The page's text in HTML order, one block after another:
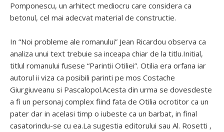
Pomponescu, un arhitect mediocru care considera ca
betonul, cel mai adecvat material de constructie.
In “Noi probleme ale romanului” Jean Ricardou observa ca
analiza unui text trebuie sa inceapa chiar de la titlu.Initial,
titlul romanului fusese “Parintii Otiliei”. Otilia era orfana iar
autorul ii viza ca posibili parinti pe mos Costache
Giurgiuveanu si Pascalopol.Acesta din urma se dovesdeste
a fi un personaj complex fiind fata de Otilia ocrotitor ca un
pater dar in acelasi timp o iubeste ca un barbat, in final
casatorindu-se cu ea.La sugestia editorului sau Al. Rosetti ,